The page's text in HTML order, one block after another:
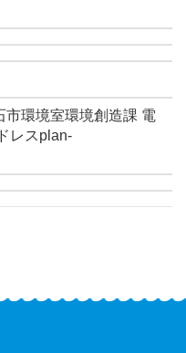
市環境室環境創造課 電
レスplan-